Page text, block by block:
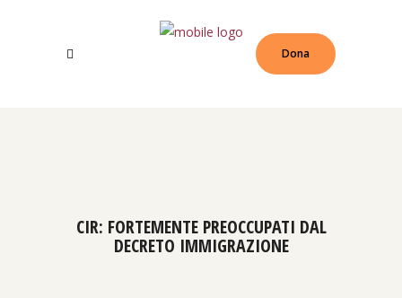
Dona
CIR: FORTEMENTE PREOCCUPATI DAL
DECRETO IMMIGRAZIONE